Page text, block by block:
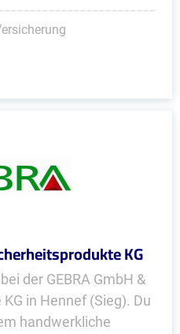
KG
der GEBRA GmbH &
in Hennef (Sieg). Du
handwerkliche